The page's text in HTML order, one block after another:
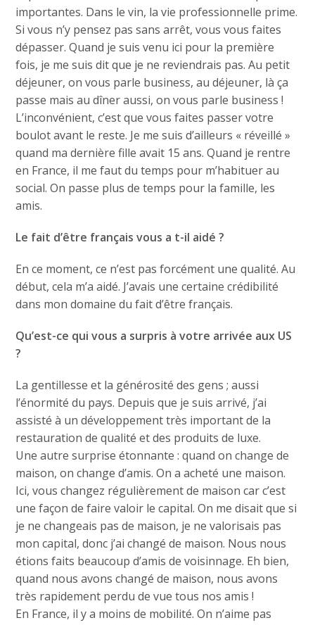
importantes. Dans le vin, la vie professionnelle prime.
Si vous n’y pensez pas sans arrêt, vous vous faites
dépasser. Quand je suis venu ici pour la première
fois, je me suis dit que je ne reviendrais pas. Au petit
déjeuner, on vous parle business, au déjeuner, là ça
passe mais au dîner aussi, on vous parle business !
L’inconvénient, c’est que vous faites passer votre
boulot avant le reste. Je me suis d’ailleurs « réveillé »
quand ma dernière fille avait 15 ans. Quand je rentre
en France, il me faut du temps pour m’habituer au
social. On passe plus de temps pour la famille, les
amis.
Le fait d’être français vous a t-il aidé ?
En ce moment, ce n’est pas forcément une qualité. Au
début, cela m’a aidé. J’avais une certaine crédibilité
dans mon domaine du fait d’être français.
Qu’est-ce qui vous a surpris à votre arrivée aux US
?
La gentillesse et la générosité des gens ; aussi
l’énormité du pays. Depuis que je suis arrivé, j’ai
assisté à un développement très important de la
restauration de qualité et des produits de luxe.
Une autre surprise étonnante : quand on change de
maison, on change d’amis. On a acheté une maison.
Ici, vous changez régulièrement de maison car c’est
une façon de faire valoir le capital. On me disait que si
je ne changeais pas de maison, je ne valorisais pas
mon capital, donc j’ai changé de maison. Nous nous
étions faits beaucoup d’amis de voisinnage. Eh bien,
quand nous avons changé de maison, nous avons
très rapidement perdu de vue tous nos amis !
En France, il y a moins de mobilité. On n’aime pas